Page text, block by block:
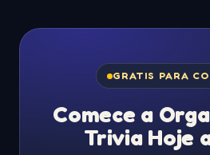
GRATIS PARA
Comece a
Trivia Hoje